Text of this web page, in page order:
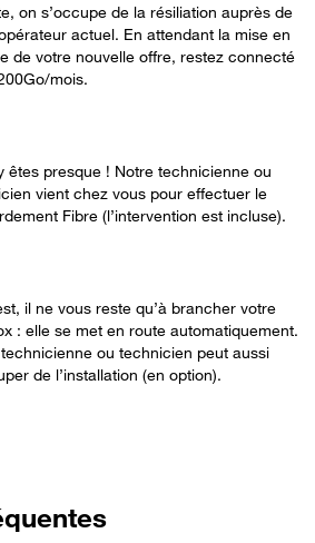
on s’occupe de la résiliation auprès de
actuel. En attendant la mise en
de votre nouvelle offre, restez connecté
mois.
êtes presque ! Notre technicienne ou
vient chez vous pour effectuer le
Fibre (l’intervention est incluse).
il ne vous reste qu’à brancher votre
: elle se met en route automatiquement.
ou technicien peut aussi
de l’installation (en option).